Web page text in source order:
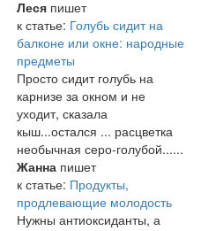
Леся пишет
к статье: Голубь сидит на
балконе или окне: народные
предметы
Просто сидит голубь на
карнизе за окном и не
уходит, сказала
кыш...остался ... расцветка
необычная серо-голубой......
Жанна пишет
к статье: Продукты,
продлевающие молодость
Нужны антиоксиданты, а